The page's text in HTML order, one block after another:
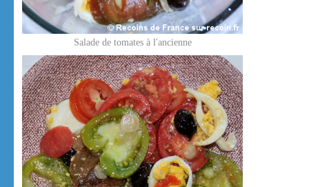
Salade de tomates à l'ancienne